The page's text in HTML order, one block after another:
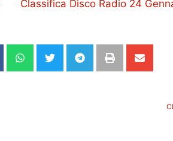
Classifica Disco Radio 24